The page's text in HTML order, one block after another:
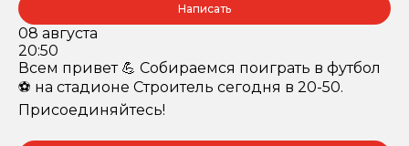
Написать
08 августа
20:50
Всем привет 💪 Собираемся поиграть в футбол
⚽️ на стадионе Строитель сегодня в 20-50.
Присоединяйтесь!